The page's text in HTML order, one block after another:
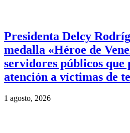
Presidenta Delcy
medalla «Héroe de
servidores públicos
atención a víctimas de
1 agosto, 2026